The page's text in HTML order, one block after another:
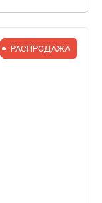
РАСПРОДАЖА